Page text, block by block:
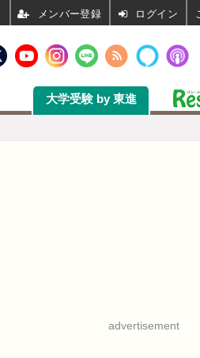
大学受験 by 東進
advertisement
ログイン